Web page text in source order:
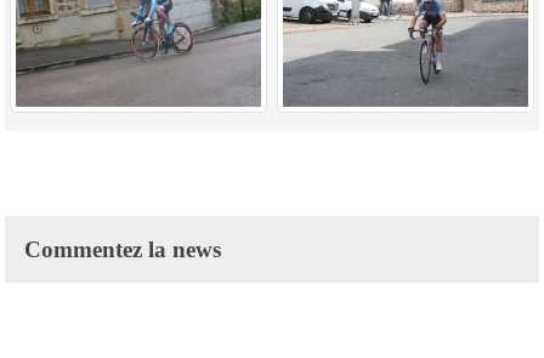
Commentez la news